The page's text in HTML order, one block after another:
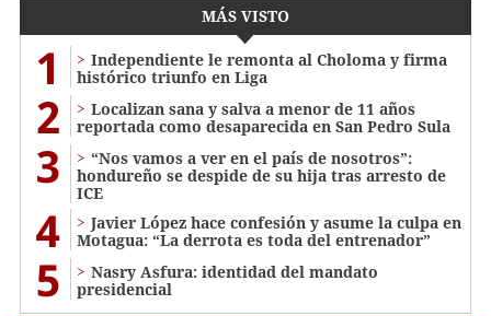
MÁS VISTO
1
Independiente le remonta al Choloma y firma
histórico triunfo en Liga
2
Localizan sana y salva a menor de 11 años
reportada como desaparecida en San Pedro Sula
3
“Nos vamos a ver en el país de nosotros”:
hondureño se despide de su hija tras arresto de
ICE
4
Javier López hace confesión y asume la culpa en
Motagua: “La derrota es toda del entrenador”
5
Nasry Asfura: identidad del mandato
presidencial